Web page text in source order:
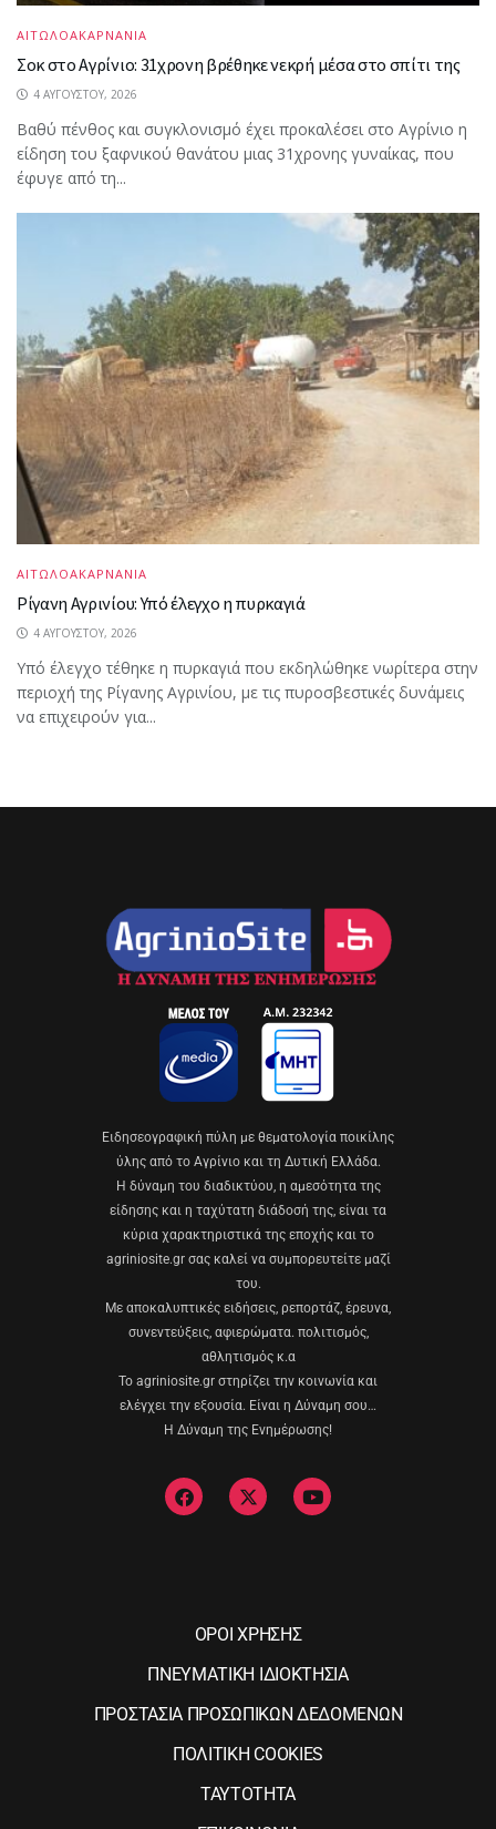
ΑΙΤΩΛΟΑΚΑΡΝΑΝΙΑ
Σοκ στο Αγρίνιο: 31χρονη βρέθηκε νεκρή μέσα στο σπίτι της
4 ΑΥΓΟΎΣΤΟΥ, 2026
Βαθύ πένθος και συγκλονισμό έχει προκαλέσει στο Αγρίνιο η
είδηση του ξαφνικού θανάτου μιας 31χρονης γυναίκας, που
έφυγε από τη...
ΑΙΤΩΛΟΑΚΑΡΝΑΝΙΑ
Ρίγανη Αγρινίου: Υπό έλεγχο η πυρκαγιά
4 ΑΥΓΟΎΣΤΟΥ, 2026
Υπό έλεγχο τέθηκε η πυρκαγιά που εκδηλώθηκε νωρίτερα στην
περιοχή της Ρίγανης Αγρινίου, με τις πυροσβεστικές δυνάμεις
να επιχειρούν για...
Eιδησεογραφική πύλη με θεματολογία ποικίλης
ύλης από το Αγρίνιο και τη Δυτική Ελλάδα.
Η δύναμη του διαδικτύου, η αμεσότητα της
είδησης και η ταχύτατη διάδοσή της, είναι τα
κύρια χαρακτηριστικά της εποχής και το
agriniosite.gr σας καλεί να συμπορευτείτε μαζί
του.
Με αποκαλυπτικές ειδήσεις, ρεπορτάζ, έρευνα,
συνεντεύξεις, αφιερώματα. πολιτισμός,
αθλητισμός κ.α
Το agriniosite.gr στηρίζει την κοινωνία και
ελέγχει την εξουσία. Είναι η Δύναμη σου…
Η Δύναμη της Ενημέρωσης!
ΟΡΟΙ ΧΡΗΣΗΣ
ΠΝΕΥΜΑΤΙΚΗ ΙΔΙΟΚΤΗΣΙΑ
ΠΡΟΣΤΑΣΙΑ ΠΡΟΣΩΠΙΚΩΝ ΔΕΔΟΜΕΝΩΝ
ΠΟΛΙΤΙΚΗ COOKIES
ΤΑΥΤΟΤΗΤΑ